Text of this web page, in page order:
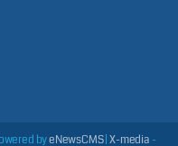
byeNewsCMS|X-media -